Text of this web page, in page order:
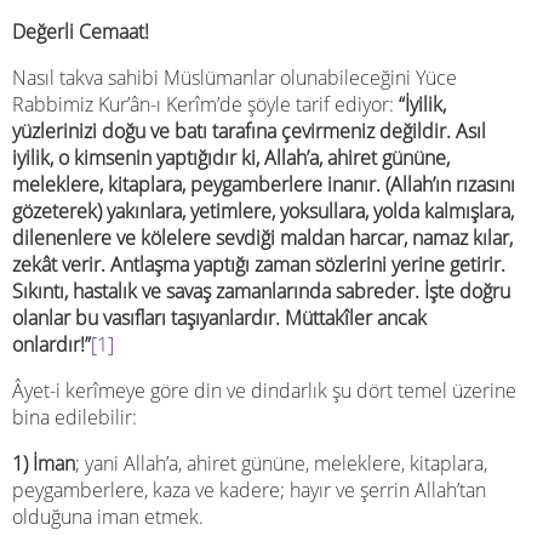
Değerli Cemaat!
Nasıl takva sahibi Müslümanlar olunabileceğini Yüce
Rabbimiz Kur’ân-ı Kerîm’de şöyle tarif ediyor: “İyilik,
yüzlerinizi doğu ve batı tarafına çevirmeniz değildir. Asıl
iyilik, o kimsenin yaptığıdır ki, Allah’a, ahiret gününe,
meleklere, kitaplara, peygamberlere inanır. (Allah’ın rızasını
gözeterek) yakınlara, yetimlere, yoksullara, yolda kalmışlara,
dilenenlere ve kölelere sevdiği maldan harcar, namaz kılar,
zekât verir. Antlaşma yaptığı zaman sözlerini yerine getirir.
Sıkıntı, hastalık ve savaş zamanlarında sabreder. İşte doğru
olanlar bu vasıfları taşıyanlardır. Müttakîler ancak
onlardır!”[1]
Âyet-i kerîmeye göre din ve dindarlık şu dört temel üzerine
bina edilebilir:
1) İman; yani Allah’a, ahiret gününe, meleklere, kitaplara,
peygamberlere, kaza ve kadere; hayır ve şerrin Allah’tan
olduğuna iman etmek.